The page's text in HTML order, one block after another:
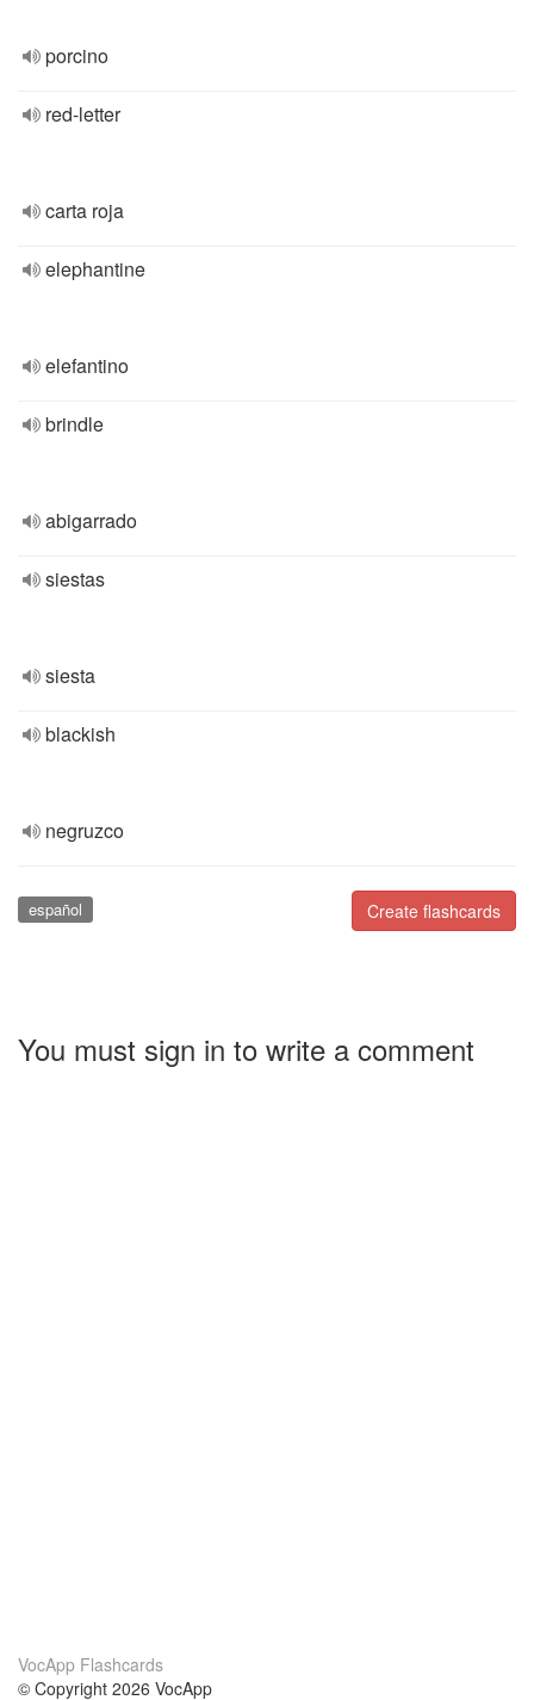
porcino
red-letter
carta roja
elephantine
elefantino
brindle
abigarrado
siestas
siesta
blackish
negruzco
Create flashcards
español
You must sign in to write a comment
VocApp Flashcards
© Copyright 2026 VocApp